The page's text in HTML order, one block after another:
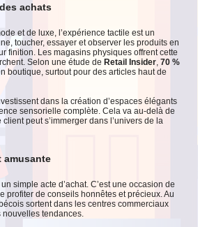
achats
et de luxe, l’expérience tactile est un
toucher, essayer et observer les produits en
finition. Les magasins physiques offrent cette
Selon une étude de Retail Insider, 70 %
boutique, surtout pour des articles haut de
dans la création d’espaces élégants
sensorielle complète. Cela va au-delà de
peut s’immerger dans l’univers de la
amusante
simple acte d’achat. C’est une occasion de
profiter de conseils honnêtes et précieux. Au
sortent dans les centres commerciaux
nouvelles tendances.